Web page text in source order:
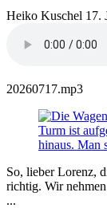
Heiko Kuschel 17.
20260717.mp3
So, lieber Lorenz,
richtig. Wir
...